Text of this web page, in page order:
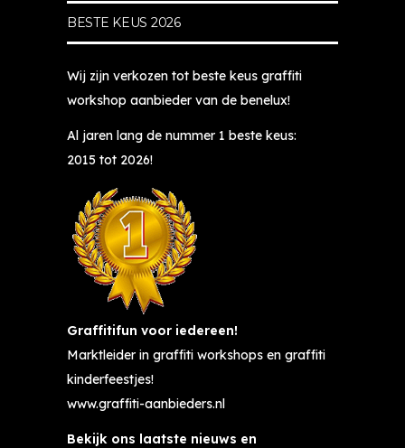
BESTE KEUS 2026
Wij zijn verkozen tot beste keus graffiti
workshop aanbieder van de benelux!
Al jaren lang de nummer 1 beste keus:
2015 tot 2026!
Graffitifun voor iedereen!
Marktleider in graffiti workshops en graffiti
kinderfeestjes!
www.graffiti-aanbieders.nl
Bekijk ons laatste nieuws en